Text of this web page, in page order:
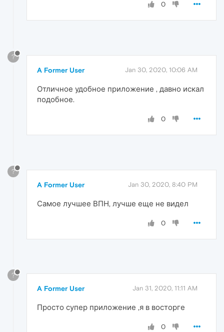
0
?
A Former User Jan 30, 2020, 10:06 AM
Отличное удобное приложение , давно искал
подобное.
0
?
A Former User Jan 30, 2020, 8:40 PM
Самое лучшее ВПН, лучше еще не видел
0
?
A Former User Jan 31, 2020, 11:11 AM
Просто супер приложение ,я в восторге
0